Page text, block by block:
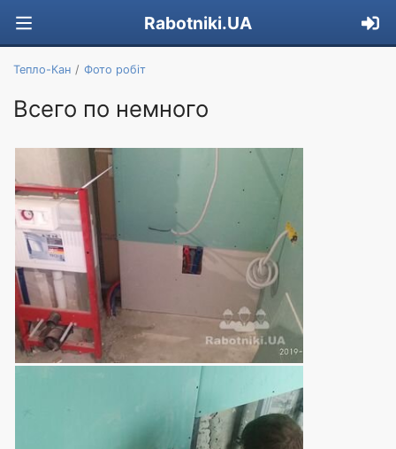
Rabotniki.UA
Тепло-Кан Фото робіт
Всего по немного